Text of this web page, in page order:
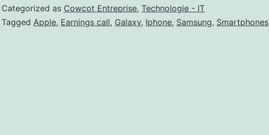
Categorized as Cowcot Entreprise, Technologie - IT
Tagged Apple, Earnings call, Galaxy, Iphone, Samsung, Smartphones